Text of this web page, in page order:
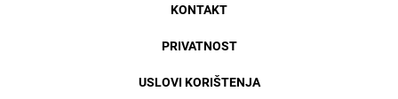
KONTAKT
PRIVATNOST
USLOVI KORIŠTENJA